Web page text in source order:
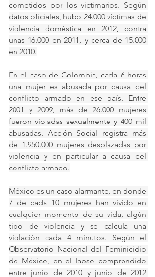
cometidos por los victimarios. Según
datos oficiales, hubo 24.000 víctimas de
violencia doméstica en 2012, contra
unas 16.000 en 2011, y cerca de 15.000
en 2010.
En el caso de Colombia, cada 6 horas
una mujer es abusada por causa del
conflicto armado en ese país. Entre
2001 y 2009, más de 26.000 mujeres
fueron violadas sexualmente y 400 mil
abusadas. Acción Social registra más
de 1.950.000 mujeres desplazadas por
violencia y en particular a causa del
conflicto armado.
México es un caso alarmante, en donde
7 de cada 10 mujeres han vivido en
cualquier momento de su vida, algún
tipo de violencia y se calcula una
violación cada 4 minutos. Según el
Observatorio Nacional del Feminicidio
de México, en el lapso comprendido
entre junio de 2010 y junio de 2012